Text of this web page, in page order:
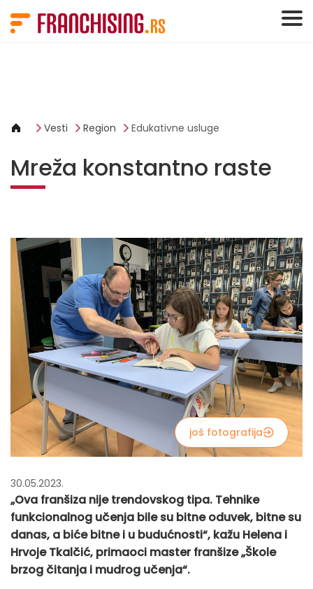
Vesti Region Edukativne usluge
Mreža konstantno raste
još fotografija
30.05.2023.
„Ova franšiza nije trendovskog tipa. Tehnike
funkcionalnog učenja bile su bitne oduvek, bitne su
danas, a biće bitne i u budućnosti“, kažu Helena i
Hrvoje Tkalčić, primaoci master franšize „Škole
brzog čitanja i mudrog učenja“.